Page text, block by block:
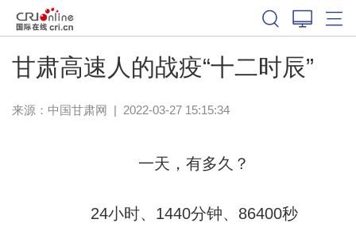
甘肃高速人的战疫“十二时辰”
来源： 中国甘肃网 | 2022-03-27 15:15:34
一天，有多久？
24小时、1440分钟、86400秒